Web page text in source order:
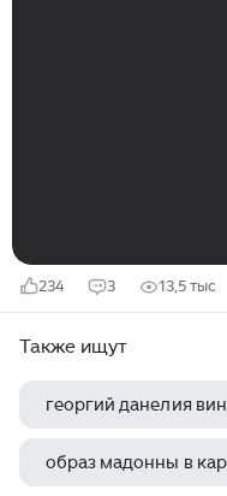
234 3 13,5 тыс
Также ищут